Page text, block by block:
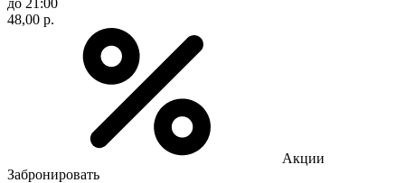
48,00 р.
Акции
Забронировать